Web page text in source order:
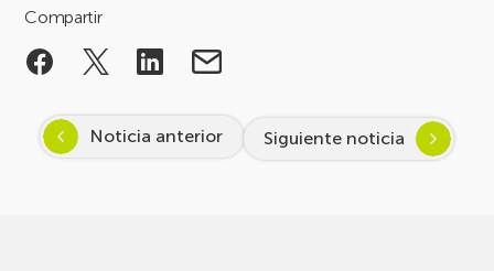
Compartir
Noticia anterior Siguiente noticia